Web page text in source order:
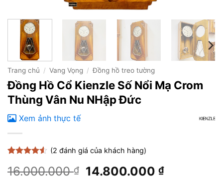
Trang chủ / Vang Vọng / Đồng hồ treo tường
Đồng Hồ Cổ Kienzle Số Nổi Mạ Crom
Thùng Vân Nu NHập Đức
Xem ảnh thực tế
dựa trên
đánh giá
(2 đánh giá của khách hàng)
16.000.000₫
Giá
14.800.000₫Giá